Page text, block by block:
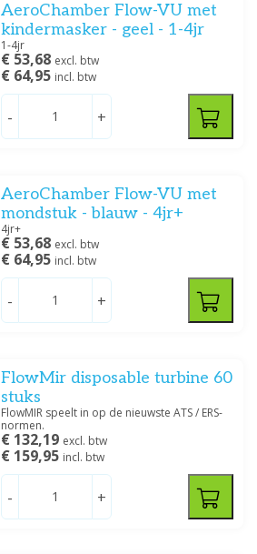
AeroChamber Flow-VU met
kindermasker - geel - 1-4jr
1-4jr
€ 53,68 excl. btw
€ 64,95 incl. btw
- +
AeroChamber Flow-VU met
mondstuk - blauw - 4jr+
4jr+
€ 53,68 excl. btw
€ 64,95 incl. btw
- +
FlowMir disposable turbine 60
stuks
FlowMIR speelt in op de nieuwste ATS / ERS-
normen.
€ 132,19 excl. btw
€ 159,95 incl. btw
- +